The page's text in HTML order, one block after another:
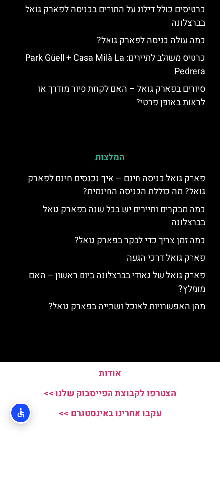
כרטיסים כולל דילוג על התורים בכניסה לפארק גואל
בברצלונה
כמה עולה כניסה לפארק גואל?
כרטיס משולב לתיירים: Park Güell + Casa Milà La
Pedrera
סיורים בפארק גואל – האם לקחת סיור מודרך או
לראות באופן פרטי?
המלצות
פארק גואל כניסה חינם – איך נכנסים חינם לפארק
גואל? מה כוללת הכניסה החינמית?
כמה מבקרים ותיירים יש בכל שנה בפארק גואל
בברצלונה
כמה זמן צריך כדי לבקר בפארק גואל?
פארק גואל דרכי הגעה
פארק גואל של גאודי בברצלונה ביום ראשון – האם
מומלץ?
מהן האפשרויות לאוכל ושתייה בפארק גואל?
אודות
הצטרפו לקבוצת הפייסבוק שלנו >>
עקבו אחרינו באינסטגרם >>